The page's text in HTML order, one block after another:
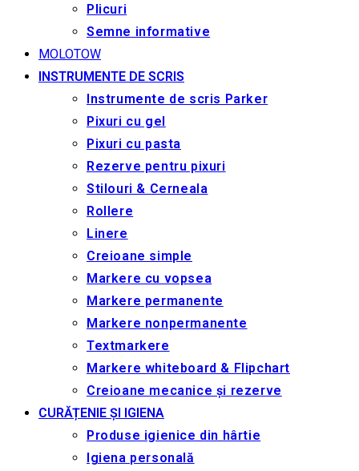
Plicuri
Semne informative
MOLOTOW
INSTRUMENTE DE SCRIS
Instrumente de scris Parker
Pixuri cu gel
Pixuri cu pasta
Rezerve pentru pixuri
Stilouri & Сerneala
Rollere
Linere
Creioane simple
Markere cu vopsea
Markere permanente
Markere nonpermanente
Textmarkere
Markere whiteboard & Flipchart
Creioane mecanice și rezerve
CURĂȚENIE ȘI IGIENA
Produse igienice din hârtie
Igiena personală